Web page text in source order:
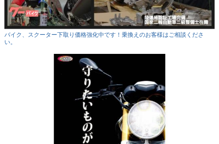
バイク、スクーター下取り価格強化中です！乗換えのお客様はご相談くださ
い。